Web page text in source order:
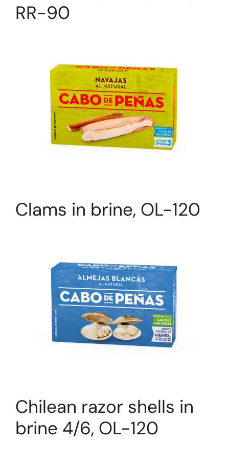
RR-90
Clams in brine, OL-120
Chilean razor shells in
brine 4/6, OL-120